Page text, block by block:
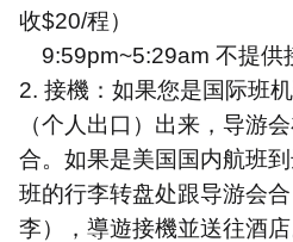
收$20/程）
9:59pm~5:29am 不提供
2. 接機：如果您是国际班
（个人出口）出来，导游
合。如果是美国国内航班
班的行李转盘处跟导游会
李），導遊接機並送往酒店